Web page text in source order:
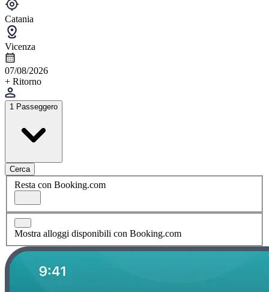
Catania
Vicenza
07/08/2026
+ Ritorno
1 Passeggero
Cerca
Resta con Booking.com
Mostra alloggi disponibili con Booking.com